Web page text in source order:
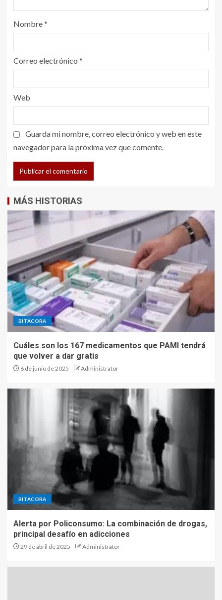
Nombre*
Correo electrónico *
Web
Guarda mi nombre, correo electrónico y web en este
navegador para la próxima vez que comente.
MÁS HISTORIAS
BITACORA
Cuáles son los 167 medicamentos que PAMI tendrá
que volver a dar gratis
6 de junio de 2025 Administrator
BITACORA
Alerta por Policonsumo: La combinación de drogas,
principal desafío en adicciones
29 de abril de 2025 Administrator